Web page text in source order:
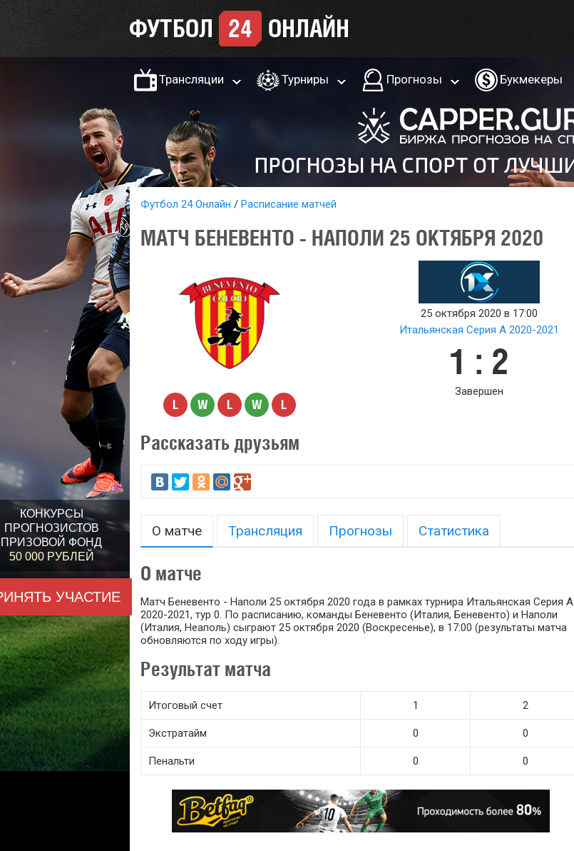
КОНКУРСЫ
ПРОГНОЗИСТОВ
ПРИЗОВОЙ ФОНД
50 000 РУБЛЕЙ
УЧАСТИЕ
Трансляции Турниры Прогнозы Букмекеры
Футбол 24 Онлайн Расписание матчей
МАТЧ БЕНЕВЕНТО - НАПОЛИ 25 ОКТЯБРЯ 2020
L W L W L
25 октября 2020 в 17:00
Итальянская Серия А 2020-2021
1 : 2
Завершен
Рассказать друзьям
О матче Трансляция Прогнозы Статистика
О матче
Матч Беневенто - Наполи 25 октября 2020 года в рамках турнира Итальянская Серия А
2020-2021, тур 0. По расписанию, команды Беневенто (Италия, Беневенто) и Наполи
(Италия, Неаполь) сыграют 25 октября 2020 (Воскресенье), в 17:00 (результаты матча
обновляются по ходу игры).
Результат матча
Итоговый счет 1 2
Экстратайм 0 0
Пенальти 0 0